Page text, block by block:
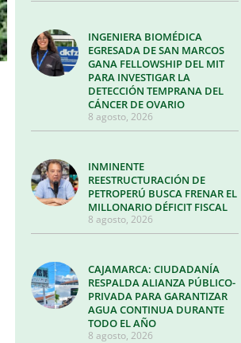
INGENIERA BIOMÉDICA
EGRESADA DE SAN MARCOS
GANA FELLOWSHIP DEL MIT
PARA INVESTIGAR LA
DETECCIÓN TEMPRANA DEL
CÁNCER DE OVARIO
8 agosto, 2026
INMINENTE
REESTRUCTURACIÓN DE
PETROPERÚ BUSCA FRENAR EL
MILLONARIO DÉFICIT FISCAL
8 agosto, 2026
CAJAMARCA: CIUDADANÍA
RESPALDA ALIANZA PÚBLICO-
PRIVADA PARA GARANTIZAR
AGUA CONTINUA DURANTE
TODO EL AÑO
8 agosto, 2026